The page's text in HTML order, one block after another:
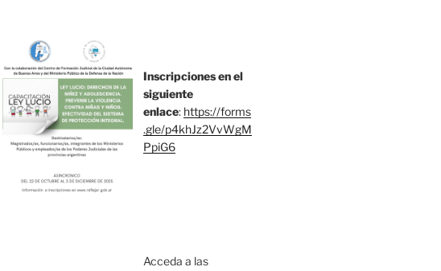
Inscripciones en el
siguiente
enlace: https://forms
.gle/p4khJz2VvWgM
PpiG6
Acceda a las